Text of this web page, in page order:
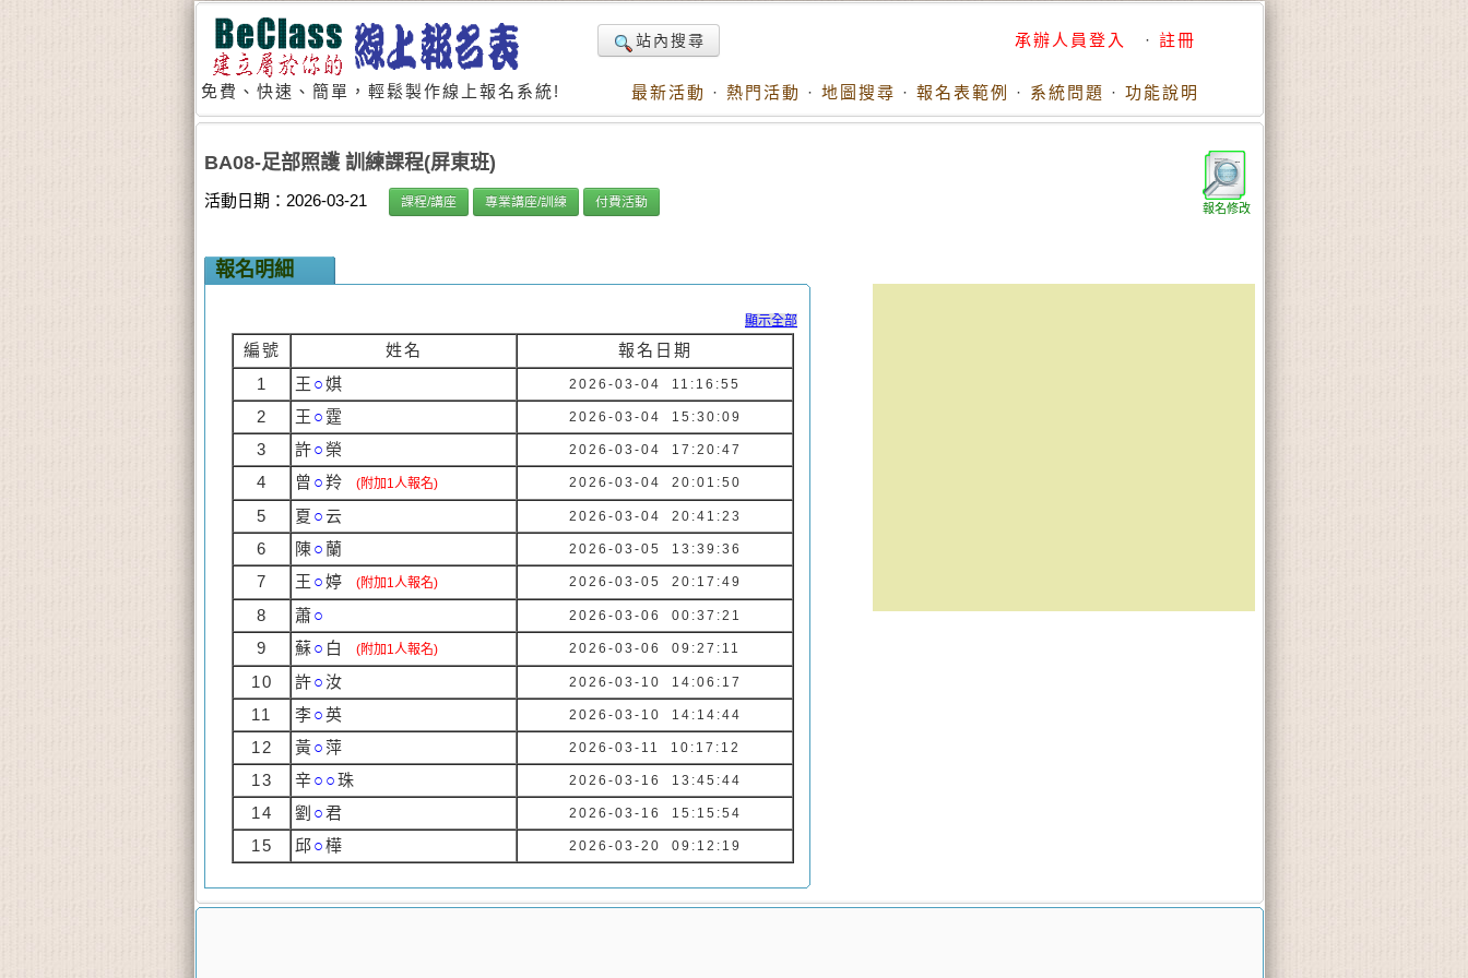
免費、快速、簡單，輕鬆製作線上報名系統!
站內搜尋 承辦人員登入 · 註冊
最新活動 · 熱門活動 · 地圖搜尋 · 報名表範例 · 系統問題 · 功能說明
報名修改
BA08-足部照護 訓練課程(屏東班)
活動日期：2026-03-21 課程/講座 專業講座/訓練 付費活動
報名明細
顯示全部
編號 姓名
報名日期
1
王 ○娸 2026-03-04 11:16:55
2 王 ○ 霆 2026-03-04 15:30:09
3 許○ 榮 2026-03-04 17:20:47
4 曾 ○羚 (附加1人報名) 2026-03-04 20:01:50
5 夏 ○云 2026-03-04 20:41:23
6 陳○ 蘭 2026-03-05 13:39:36
7 王 ○婷 (附加1人報名) 2026-03-05 20:17:49
8 蕭○ 2026-03-06 00:37:21
9 蘇○ 白 (附加1人報名) 2026-03-06 09:27:11
10 許○汝 2026-03-10 14:06:17
11 李○英 2026-03-10 14:14:44
12 黃○ 萍 2026-03-11 10:17:12
13 辛○○珠 2026-03-16 13:45:44
14 劉 ○君 2026-03-16 15:15:54
15 邱○樺 2026-03-20 09:12:19